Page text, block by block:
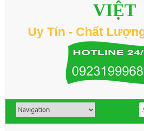
VIỆT
Uy Tín - Chất